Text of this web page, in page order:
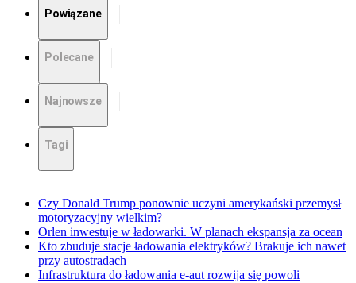
Powiązane
Polecane
Najnowsze
Tagi
Czy Donald Trump ponownie uczyni amerykański przemysł
motoryzacyjny wielkim?
Orlen inwestuje w ładowarki. W planach ekspansja za ocean
Kto zbuduje stacje ładowania elektryków? Brakuje ich nawet
przy autostradach
Infrastruktura do ładowania e-aut rozwija się powoli